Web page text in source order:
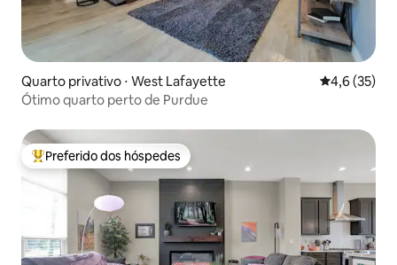
Quarto privativo ⋅ West Lafayette 4,6 de uma
4,6 (35)
Ótimo quarto perto de Purdue
Entre os melhores preferidos dos hóspedes
Preferido dos hóspedes